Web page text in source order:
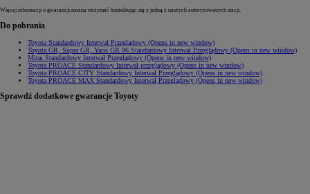
Więcej informacji o gwarancji można otrzymać kontaktując się z jedną z naszych autoryzowanych stacji.
Do pobrania
Toyota Standardowy Interwał Przeglądowy (Opens in new window)
Toyota GR, Supra GR, Yaris GR 86 Standardowy Interwał Przeglądowy (Opens in new window)
Mirai Standardowy Interwał Przeglądowy (Opens in new window)
Toyota PROACE Standardowy Interwał przeglądowy (Opens in new window)
Toyota PROACE CITY Standardowy Interwał Przeglądowy (Opens in new window)
Toyota PROACE MAX Standardowy Interwał Przeglądowy (Opens in new window)
Sprawdź dodatkowe gwarancje Toyoty